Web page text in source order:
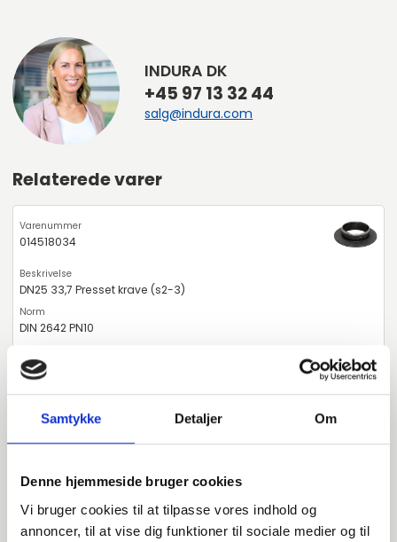
Samtykke Detaljer Om
Denne hjemmeside bruger cookies
Vi bruger cookies til at tilpasse vores indhold og
annoncer, til at vise dig funktioner til sociale medier og til
INDURA DK
+45 97 13 32 44
salg@indura.com
Relaterede varer
014518034
DN25 33,7 Presset krave (s2-3)
DIN 2642 PN10
P235GH-TC1 1.0345
stk. tilgængelig
Alternative varer